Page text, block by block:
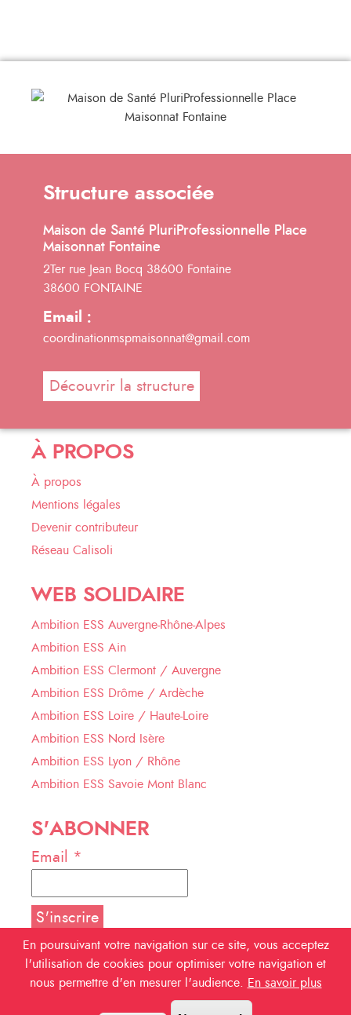
Structure associée
Maison de Santé PluriProfessionnelle Place
Maisonnat Fontaine
2Ter rue Jean Bocq 38600 Fontaine
38600 FONTAINE
Email :
coordinationmspmaisonnat@gmail.com
Découvrir la structure
À PROPOS
À propos
Mentions légales
Devenir contributeur
Réseau Calisoli
WEB SOLIDAIRE
Ambition ESS Auvergne-Rhône-Alpes
Ambition ESS Ain
Ambition ESS Clermont / Auvergne
Ambition ESS Drôme / Ardèche
Ambition ESS Loire / Haute-Loire
Ambition ESS Nord Isère
Ambition ESS Lyon / Rhône
Ambition ESS Savoie Mont Blanc
S'ABONNER
Email *
NOUS SUIVRE
En poursuivant votre navigation sur ce site, vous acceptez
l'utilisation de cookies pour optimiser votre navigation et
nous permettre d'en mesurer l'audience.
En savoir plus